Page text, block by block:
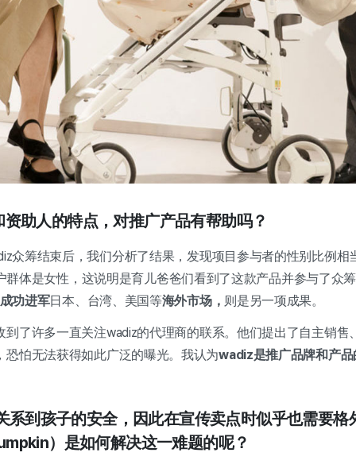
助人的特点，对推广产品有帮助吗？
众筹结束后，我们分析了结果，发现项目参与者的性别比例相
群体是女性，这说明是育儿爸爸们看到了这款产品并参与了众
成功进军日本、台湾、美国等海外市场， 则是另一项成果。
到了许多一直关注wadiz的代理商的联系。他们提出了自主销售
恐怕无法获得如此广泛的曝光。我认为wadiz是推广品牌和产
系到孩子的安全，因此在宣传卖点时似乎也需要格
）是如何解决这一难题的呢？